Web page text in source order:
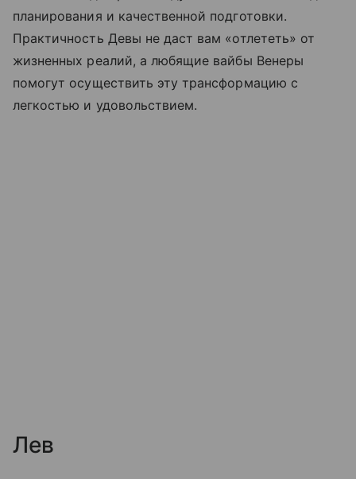
планирования и качественной подготовки.
Практичность Девы не даст вам «отлететь» от
жизненных реалий, а любящие вайбы Венеры
помогут осуществить эту трансформацию с
легкостью и удовольствием.
Лев